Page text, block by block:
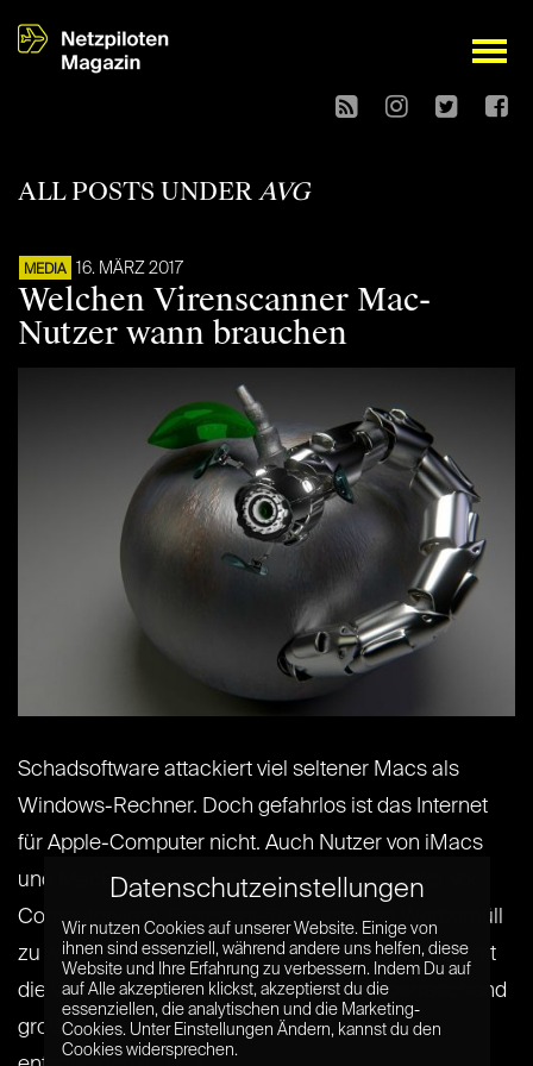
open
ALL POSTS UNDERAVG
MEDIA 16. MÄRZ 2017
Welchen Virenscanner Mac-
Nutzer wann brauchen
Schadsoftware attackiert viel seltener Macs als
Windows-Rechner. Doch gefahrlos ist das Internet
für Apple-Computer nicht. Auch Nutzer von iMacs
und MacBooks müssen damit rechnen, Opfer von
Computerviren, Erpresser-Trojanern und Werbemüll
zu werden. Angesichts der geringen Gefährdung ist
die Virenscanner-Auswahl für macOS überraschend
groß. Für welches Programm solltet ihr euch
Datenschutzeinstellungen
Wir nutzen Cookies auf unserer Website. Einige von
ihnen sind essenziell, während andere uns helfen, diese
Website und Ihre Erfahrung zu verbessern. Indem Du auf
auf Alle akzeptieren klickst, akzeptierst du die
essenziellen, die analytischen und die Marketing-
Cookies. Unter Einstellungen Ändern, kannst du den
Cookies widersprechen.